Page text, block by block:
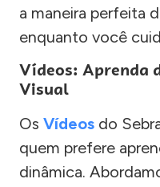
a maneira perfeita
enquanto você
Vídeos: Aprenda
Visual
Os Vídeos do
quem prefere
dinâmica.